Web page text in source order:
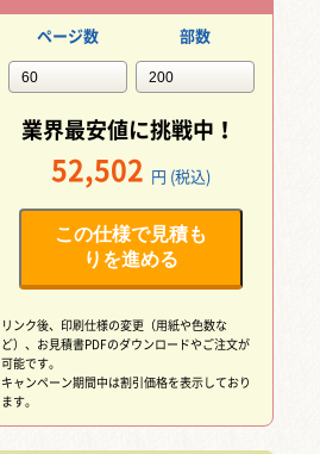
ページ数 部数
業界最安値に挑戦中！
52,502 円 (税込)
この仕様で見積も
りを進める
リンク後、印刷仕様の変更（用紙や色数な
ど）、 お見積書PDFのダウンロードやご注文が
可能です。
キャンペーン期間中は割引価格を表示しており
ます。